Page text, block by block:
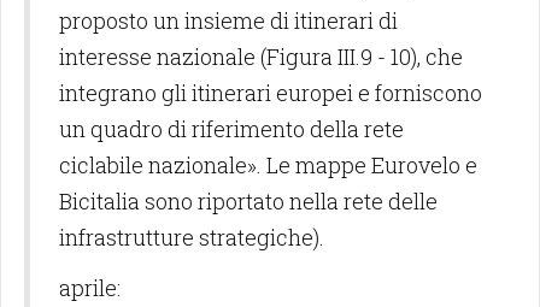
proposto un insieme di itinerari di
interesse nazionale (Figura III.9 - 10), che
integrano gli itinerari europei e forniscono
un quadro di riferimento della rete
ciclabile nazionale». Le mappe Eurovelo e
Bicitalia sono riportato nella rete delle
infrastrutture strategiche).
aprile: